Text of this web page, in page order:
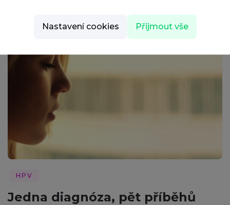
HPV
Jedna diagnóza, pět příběhů
Nastavení cookies Přijmout vše